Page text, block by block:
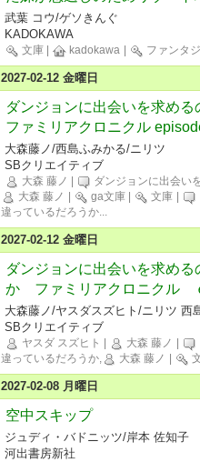
武葉 コウ/ゲソきんぐ
KADOKAWA
文庫 kadokawa ファンタ
2027-02-12 金曜日
ダンジョンに出会いを求め
ファミリアクロニクル
大森藤ノ/西島ふみかる/ニリツ
SBクリエイティブ
大森 藤ノ
ダンジョンに出会い
大森 藤ノ
ga文庫 文庫
違っているだろうか...
2027-02-12 金曜日
ダンジョンに出会いを求め
か ファミリアクロニクル
大森藤ノ/ヤスダスズヒト/ニリツ 西
SBクリエイティブ
ヤスダ スズヒト 大森 藤ノ
違っているだろうか,
大森 藤ノ
2027-02-08 月曜日
空中スキップ
ジュディ・バドニッツ/岸本 佐知子
河出書房新社